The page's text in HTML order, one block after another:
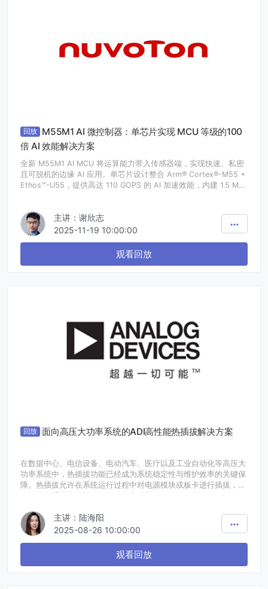
回放 M55M1 AI 微控制器：单芯片实现 MCU 等级的100
倍 AI 效能解决方案
全新 M55M1 AI MCU 将运算能力带入传感器端，实现快速、私密
且可脱机的边缘 AI 应用。单芯片设计整合 Arm® Cortex®-M55 +
Ethos™-U55，提供高达 110 GOPS 的 AI 加速效能，内建 1.5 MB
TrustZone 与硬件加密引擎提供隐私导向的安全防护，打造兼具高
效能与安全性的终端 AI 解决方案。
主讲：谢欣志
2025-11-19 10:00:00
观看回放
回放 面向高压大功率系统的ADI高性能热插拔解决方案
在数据中心、电信设备、电动汽车、医疗以及工业自动化等高压大
功率系统中，热插拔功能已经成为系统稳定性与维护效率的关键保
障。热插拔允许在系统运行过程中对电源模块或板卡进行插拔，而
要求极高。
针对高压大功率系统的应用场景，ADI有高性能的专用热插拔芯
片，集成多种功能，供客户灵活选择，可以帮助工程师简化设计、
主讲：陆海阳
2025-08-26 10:00:00
观看回放